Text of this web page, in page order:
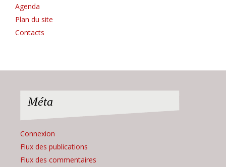
Agenda
Plan du site
Contacts
Méta
Connexion
Flux des publications
Flux des commentaires